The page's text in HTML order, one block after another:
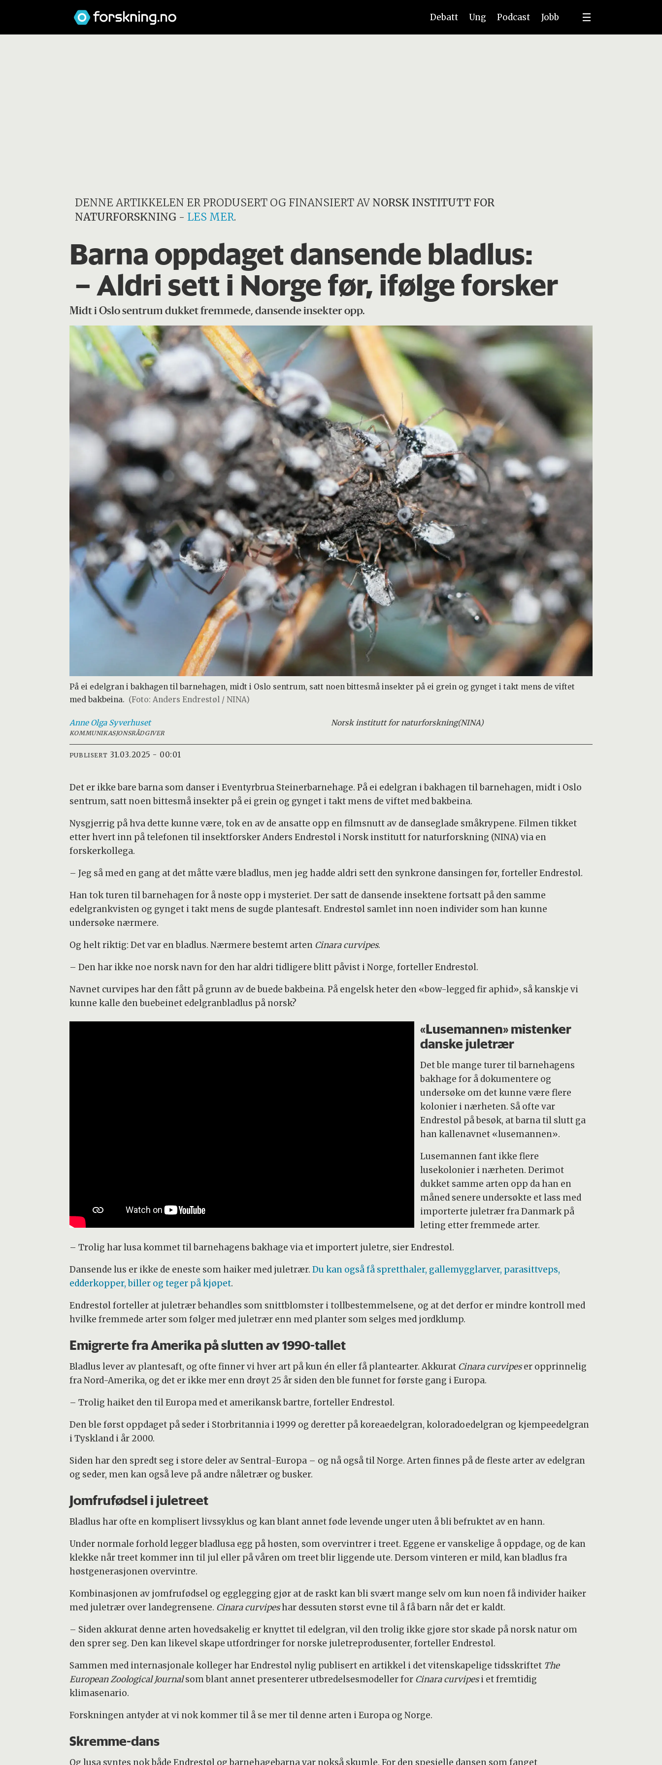
Debatt Ung Podcast Jobb
DENNE ARTIKKELEN ER PRODUSERT OG FINANSIERT AV NORSK INSTITUTT FOR
NATURFORSKNING - LES MER.
Barna oppdaget dansende bladlus:
– Aldri sett i Norge før, ifølge forsker
Midt i Oslo sentrum dukket fremmede, dansende insekter opp.
På ei edelgran i bakhagen til barnehagen, midt i Oslo sentrum, satt noen bittesmå insekter på ei grein og gynget i takt mens de viftet
med bakbeina. (Foto: Anders Endrestøl / NINA)
Anne Olga Syverhuset
KOMMUNIKASJONSRÅDGIVER
Norsk institutt for naturforskning(NINA)
PUBLISERT 31.03.2025 - 00:01
Det er ikke bare barna som danser i Eventyrbrua Steinerbarnehage. På ei edelgran i bakhagen til barnehagen, midt i Oslo
sentrum, satt noen bittesmå insekter på ei grein og gynget i takt mens de viftet med bakbeina.
Nysgjerrig på hva dette kunne være, tok en av de ansatte opp en filmsnutt av de danseglade småkrypene. Filmen tikket
etter hvert inn på telefonen til insektforsker Anders Endrestøl i Norsk institutt for naturforskning (NINA) via en
forskerkollega.
– Jeg så med en gang at det måtte være bladlus, men jeg hadde aldri sett den synkrone dansingen før, forteller Endrestøl.
Han tok turen til barnehagen for å nøste opp i mysteriet. Der satt de dansende insektene fortsatt på den samme
edelgrankvisten og gynget i takt mens de sugde plantesaft. Endrestøl samlet inn noen individer som han kunne
undersøke nærmere.
Og helt riktig: Det var en bladlus. Nærmere bestemt arten Cinara curvipes.
– Den har ikke noe norsk navn for den har aldri tidligere blitt påvist i Norge, forteller Endrestøl.
Navnet curvipes har den fått på grunn av de buede bakbeina. På engelsk heter den «bow-legged fir aphid», så kanskje vi
kunne kalle den buebeinet edelgranbladlus på norsk?
«Lusemannen» mistenker
danske juletrær
Det ble mange turer til barnehagens
bakhage for å dokumentere og
undersøke om det kunne være flere
kolonier i nærheten. Så ofte var
Endrestøl på besøk, at barna til slutt ga
han kallenavnet «lusemannen».
Lusemannen fant ikke flere
lusekolonier i nærheten. Derimot
dukket samme arten opp da han en
måned senere undersøkte et lass med
importerte juletrær fra Danmark på
leting etter fremmede arter.
– Trolig har lusa kommet til barnehagens bakhage via et importert juletre, sier Endrestøl.
Dansende lus er ikke de eneste som haiker med juletrær. Du kan også få spretthaler, gallemygglarver, parasittveps,
edderkopper, biller og teger på kjøpet.
Endrestøl forteller at juletrær behandles som snittblomster i tollbestemmelsene, og at det derfor er mindre kontroll med
hvilke fremmede arter som følger med juletrær enn med planter som selges med jordklump.
Emigrerte fra Amerika på slutten av 1990-tallet
Bladlus lever av plantesaft, og ofte finner vi hver art på kun én eller få plantearter. Akkurat Cinara curvipeser opprinnelig
fra Nord-Amerika, og det er ikke mer enn drøyt 25 år siden den ble funnet for første gang i Europa.
– Trolig haiket den til Europa med et amerikansk bartre, forteller Endrestøl.
Den ble først oppdaget på seder i Storbritannia i 1999 og deretter på koreaedelgran, koloradoedelgran og kjempeedelgran
i Tyskland i år 2000.
Siden har den spredt seg i store deler av Sentral-Europa – og nå også til Norge. Arten finnes på de fleste arter av edelgran
og seder, men kan også leve på andre nåletrær og busker.
Jomfrufødsel i juletreet
Bladlus har ofte en komplisert livssyklus og kan blant annet føde levende unger uten å bli befruktet av en hann.
Under normale forhold legger bladlusa egg på høsten, som overvintrer i treet. Eggene er vanskelige å oppdage, og de kan
klekke når treet kommer inn til jul eller på våren om treet blir liggende ute. Dersom vinteren er mild, kan bladlus fra
høstgenerasjonen overvintre.
Kombinasjonen av jomfrufødsel og egglegging gjør at de raskt kan bli svært mange selv om kun noen få individer haiker
med juletrær over landegrensene. Cinara curvipeshar dessuten størst evne til å få barn når det er kaldt.
– Siden akkurat denne arten hovedsakelig er knyttet til edelgran, vil den trolig ikke gjøre stor skade på norsk natur om
den sprer seg. Den kan likevel skape utfordringer for norske juletreprodusenter, forteller Endrestøl.
Sammen med internasjonale kolleger har Endrestøl nylig publisert en artikkel i det vitenskapelige tidsskriftet The
European Zoological Journalsom blant annet presenterer utbredelsesmodeller for Cinara curvipesi et fremtidig
klimasenario.
Forskningen antyder at vi nok kommer til å se mer til denne arten i Europa og Norge.
Skremme-dans
Og lusa syntes nok både Endrestøl og barnehagebarna var nokså skumle. For den spesielle dansen som fanget